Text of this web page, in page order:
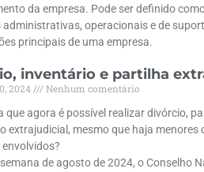
da empresa. Pode ser definido
administrativas, operacionais e de
principais de uma empresa.
inventário e partilha
2024
Nenhum comentário
que agora é possível realizar divórcio,
extrajudicial, mesmo que haja menores
de agosto de 2024, o Conselho